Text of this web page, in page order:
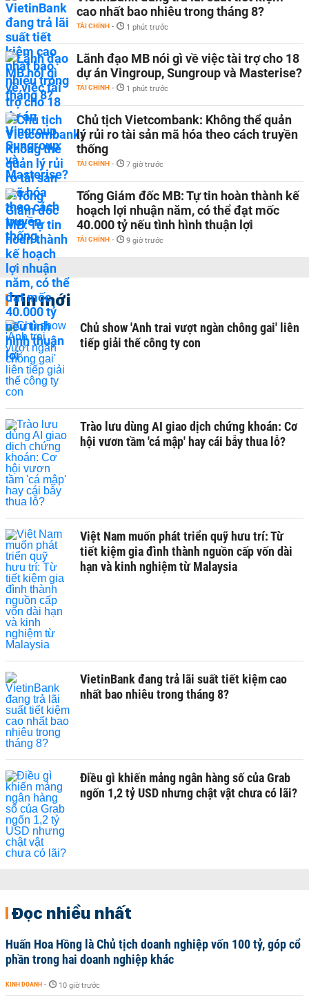
cao nhất bao nhiêu trong tháng 8?
TÀI CHÍNH - 1 phút trước
Lãnh đạo MB nói gì về việc tài trợ cho 18
dự án Vingroup, Sungroup và Masterise?
TÀI CHÍNH - 1 phút trước
Chủ tịch Vietcombank: Không thể quản
lý rủi ro tài sản mã hóa theo cách truyền
thống
TÀI CHÍNH - 7 giờ trước
Tổng Giám đốc MB: Tự tin hoàn thành kế
hoạch lợi nhuận năm, có thể đạt mốc
40.000 tỷ nếu tình hình thuận lợi
TÀI CHÍNH - 9 giờ trước
Tin mới
Chủ show 'Anh trai vượt ngàn chông gai' liên
tiếp giải thế công ty con
Trào lưu dùng AI giao dịch chứng khoán: Cơ
hội vươn tầm 'cá mập' hay cái bẫy thua lỗ?
Việt Nam muốn phát triển quỹ hưu trí: Từ
tiết kiệm gia đình thành nguồn cấp vốn dài
hạn và kinh nghiệm từ Malaysia
VietinBank đang trả lãi suất tiết kiệm cao
nhất bao nhiêu trong tháng 8?
Điều gì khiến mảng ngân hàng số của Grab
ngốn 1,2 tỷ USD nhưng chật vật chưa có lãi?
Đọc nhiều nhất
Huấn Hoa Hồng là Chủ tịch doanh nghiệp vốn 100 tỷ, góp cổ
phần trong hai doanh nghiệp khác
KINH DOANH - 10 giờ trước